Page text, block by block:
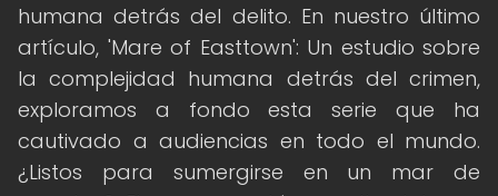
humana detrás del delito. En nuestro último
artículo, 'Mare of Easttown': Un estudio sobre
la complejidad humana detrás del crimen,
exploramos a fondo esta serie que ha
cautivado a audiencias en todo el mundo.
¿Listos para sumergirse en un mar de